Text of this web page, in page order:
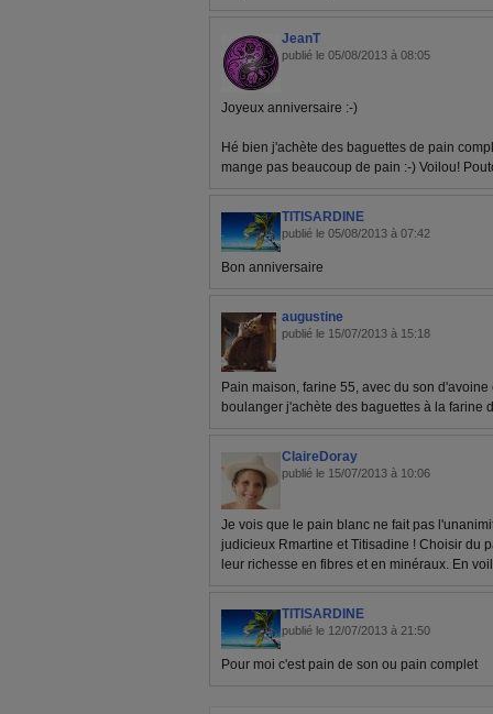
JeanT
publié le 05/08/2013 à 08:05
Joyeux anniversaire :-)
Hé bien j'achète des baguettes de pain
mange pas beaucoup de pain :-) Voilou!
TITISARDINE
publié le 05/08/2013 à 07:42
Bon anniversaire
augustine
publié le 15/07/2013 à 15:18
Pain maison, farine 55, avec du son
boulanger j'achète des baguettes à la farine
ClaireDoray
publié le 15/07/2013 à 10:06
Je vois que le pain blanc ne fait pas
judicieux Rmartine et Titisadine ! Choisir du
leur richesse en fibres et en minéraux. En
TITISARDINE
publié le 12/07/2013 à 21:50
Pour moi c'est pain de son ou pain complet